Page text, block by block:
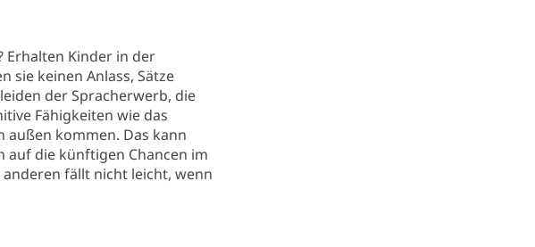
Erhalten Kinder in der
sie keinen Anlass, Sätze
der Spracherwerb, die
Fähigkeiten wie das
außen kommen. Das kann
auf die künftigen Chancen im
fällt nicht leicht, wenn